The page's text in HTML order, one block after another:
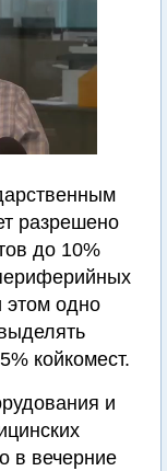
разрешено
до 10%
этом одно
койкомест.
и
в вечерние